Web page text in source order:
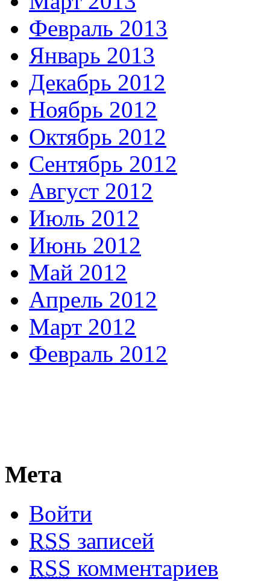
Февраль 2013
Январь 2013
Декабрь 2012
Ноябрь 2012
Октябрь 2012
Сентябрь 2012
Август 2012
Июль 2012
Июнь 2012
Май 2012
Апрель 2012
Март 2012
Февраль 2012
Мета
Войти
RSS записей
RSS комментариев